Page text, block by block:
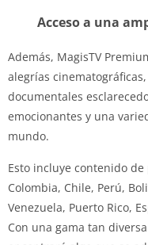
Acceso a una
Además, MagisTV
alegrías
documentales
emocionantes y una
mundo.
Esto incluye contenido de
Colombia, Chile, Perú,
Venezuela, Puerto Rico,
Con una gama tan